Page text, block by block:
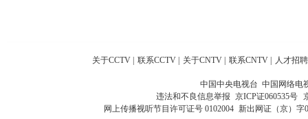
关于CCTV 联系CCTV 关于CNTV 联系CNTV 人才招聘
中国中央电视台 中国网络电
违法和不良信息举报 京ICP证060535号
网上传播视听节目许可证号 0102004 新出网证（京）